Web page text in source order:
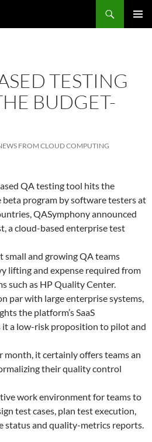
TESTING
BUDGET-
FROM CLOUD COMPUTING
QA testing tool hits the
program by software testers at
QASymphony announced
a cloud-based enterprise test
small and growing QA teams
lifting and expense required from
such as HP Quality Center.
par with large enterprise systems,
the platform’s SaaS
it a low-risk proposition to pilot and
month, it certainly offers teams an
their quality control
work environment for teams to
test cases, plan test execution,
status and quality-metrics reports.